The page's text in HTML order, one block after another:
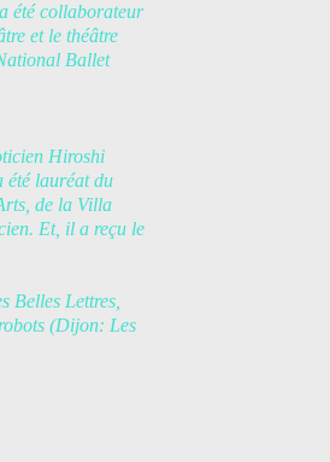
été collaborateur
et le théâtre
Ballet
Hiroshi
été lauréat du
de la Villa
Et, il a reçu le
Belles Lettres,
(Dijon: Les